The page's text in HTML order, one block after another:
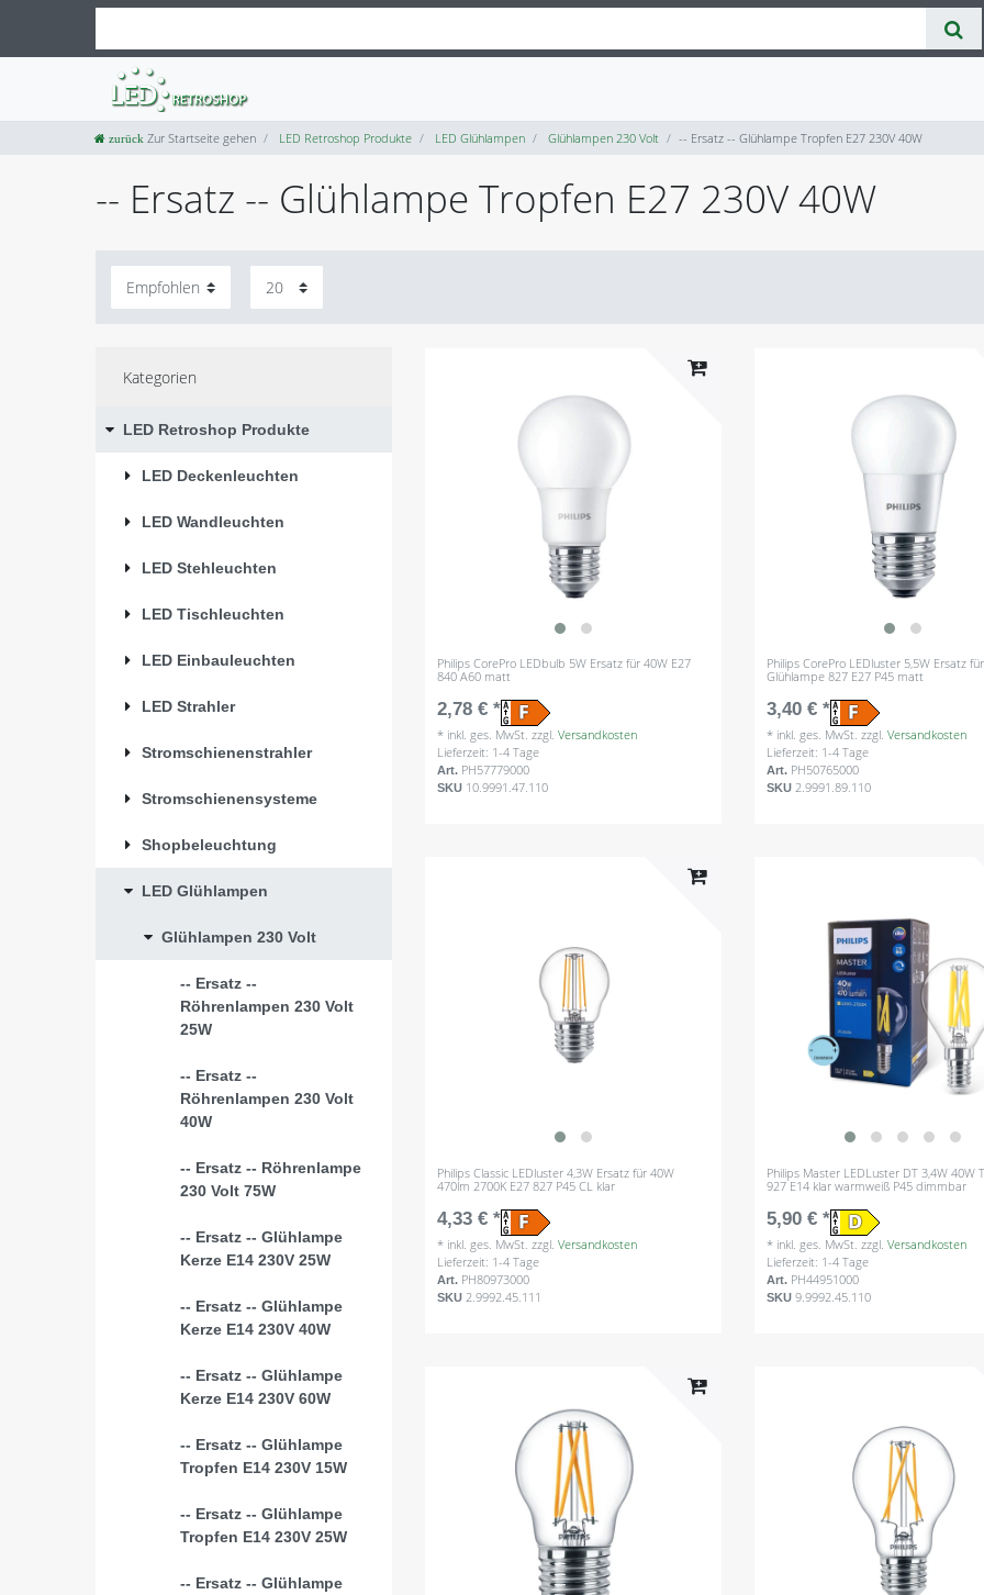
Zur Startseite gehen LED Retroshop Produkte LED Glühlampen Glühlampen 230 Volt -- Ersatz -- Glühlampe Tropfen E27 230V 40W
-- Ersatz -- Glühlampe Tropfen E27 230V 40W
Kategorien
LED Retroshop Produkte
LED Deckenleuchten
LED Wandleuchten
LED Stehleuchten
LED Tischleuchten
LED Einbauleuchten
LED Strahler
Stromschienenstrahler
Stromschienensysteme
Shopbeleuchtung
LED Glühlampen
Glühlampen 230 Volt
-- Ersatz --
Röhrenlampen 230 Volt
25W
-- Ersatz --
Röhrenlampen 230 Volt
40W
-- Ersatz -- Röhrenlampe
230 Volt 75W
-- Ersatz -- Glühlampe
Kerze E14 230V 25W
-- Ersatz -- Glühlampe
Kerze E14 230V 40W
-- Ersatz -- Glühlampe
Kerze E14 230V 60W
-- Ersatz -- Glühlampe
Tropfen E14 230V 15W
-- Ersatz -- Glühlampe
Tropfen E14 230V 25W
-- Ersatz -- Glühlampe
Philips CorePro LEDbulb 5W Ersatz für 40W E27
840 A60 matt
2,78 € *
* inkl. ges. MwSt. zzgl.Versandkosten
Lieferzeit: 1-4 Tage
Art. PH57779000
SKU 10.9991.47.110
Philips CorePro LEDluster 5,5W Ersatz
Glühlampe 827 E27 P45 matt
3,40 € *
* inkl. ges. MwSt. zzgl.Versandkosten
Lieferzeit: 1-4 Tage
Art. PH50765000
SKU 2.9991.89.110
Philips Classic LEDluster 4,3W Ersatz für 40W
470lm 2700K E27 827 P45 CL klar
4,33 € *
* inkl. ges. MwSt. zzgl.Versandkosten
Lieferzeit: 1-4 Tage
Art. PH80973000
SKU 2.9992.45.111
Philips Master LEDLuster DT 3,4W 40W
927 E14 klar warmweiß P45 dimmbar
5,90 € *
* inkl. ges. MwSt. zzgl.Versandkosten
Lieferzeit: 1-4 Tage
Art. PH44951000
SKU9.9992.45.110